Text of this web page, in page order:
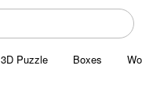
3D Puzzle Boxes